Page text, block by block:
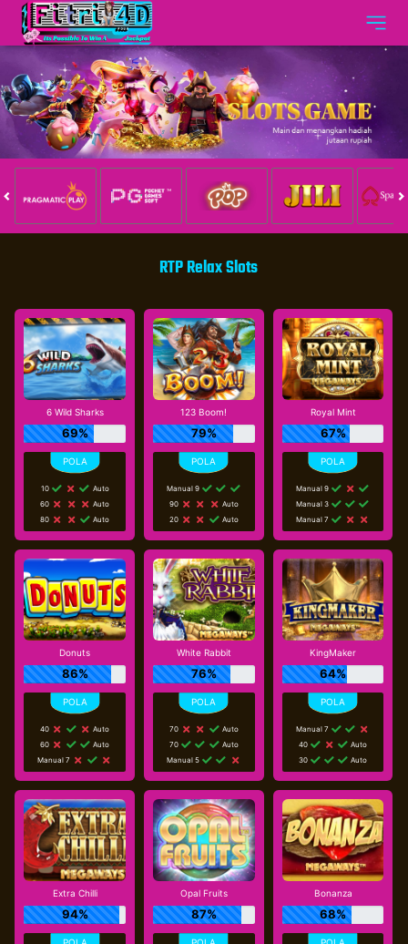
RTP Relax Slots
6 Wild Sharks
69%
10
Auto
60
Auto
80
Auto
123 Boom!
79%
Manual 9
90
Auto
20
Auto
Royal Mint
67%
Manual 9
Manual 3
Manual 7
Donuts
86%
40
Auto
60
Auto
Manual 7
White Rabbit
76%
70
Auto
70
Auto
Manual 5
KingMaker
64%
Manual 7
40
Auto
30
Auto
Extra Chilli
94%
Opal Fruits
87%
Bonanza
68%